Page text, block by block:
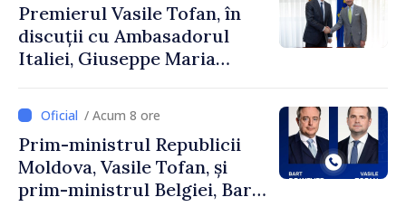
Premierul Vasile Tofan, în
discuții cu Ambasadorul
Italiei, Giuseppe Maria
/ Acum 8 ore
Prim-ministrul Republicii
Moldova, Vasile Tofan, și
prim-ministrul Belgiei, Bart